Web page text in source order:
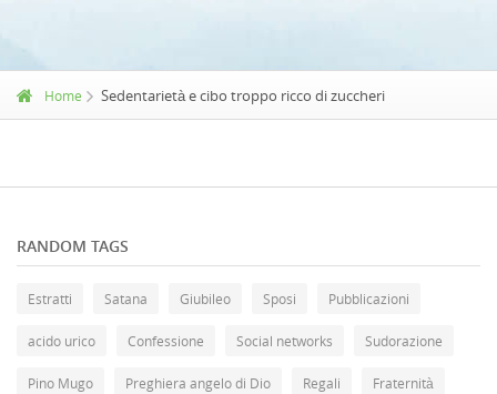
Home Sedentarietà e cibo troppo ricco di zuccheri
RANDOM TAGS
Estratti Satana Giubileo Sposi Pubblicazioni
acido urico Confessione Social networks Sudorazione
Pino Mugo Preghiera angelo di Dio Regali Fraternità